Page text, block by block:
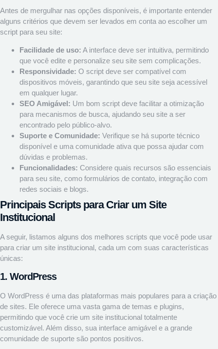
Antes de mergulhar nas opções disponíveis, é importante entender
alguns critérios que devem ser levados em conta ao escolher um
script para seu site:
Facilidade de uso: A interface deve ser intuitiva, permitindo
que você edite e personalize seu site sem complicações.
Responsividade: O script deve ser compatível com
dispositivos móveis, garantindo que seu site seja acessível
em qualquer lugar.
SEO Amigável: Um bom script deve facilitar a otimização
para mecanismos de busca, ajudando seu site a ser
encontrado pelo público-alvo.
Suporte e Comunidade: Verifique se há suporte técnico
disponível e uma comunidade ativa que possa ajudar com
dúvidas e problemas.
Funcionalidades: Considere quais recursos são essenciais
para seu site, como formulários de contato, integração com
redes sociais e blogs.
Principais Scripts para Criar um Site
Institucional
A seguir, listamos alguns dos melhores scripts que você pode usar
para criar um site institucional, cada um com suas características
únicas:
1. WordPress
O WordPress é uma das plataformas mais populares para a criação
de sites. Ele oferece uma vasta gama de temas e plugins,
permitindo que você crie um site institucional totalmente
customizável. Além disso, sua interface amigável e a grande
comunidade de suporte são pontos positivos.